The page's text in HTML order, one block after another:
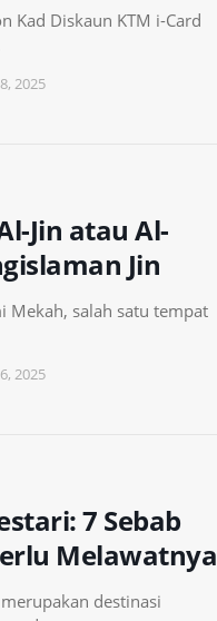
Kad Diskaun KTM i-Card
2025
Jin atau Al-
Jin
Mekah, salah satu tempat
2025
7 Sebab
Melawatnya
destinasi